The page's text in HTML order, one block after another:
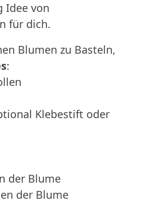
Idee von
für dich.
Blumen zu Basteln,
:
Klebestift oder
der Blume
der Blume